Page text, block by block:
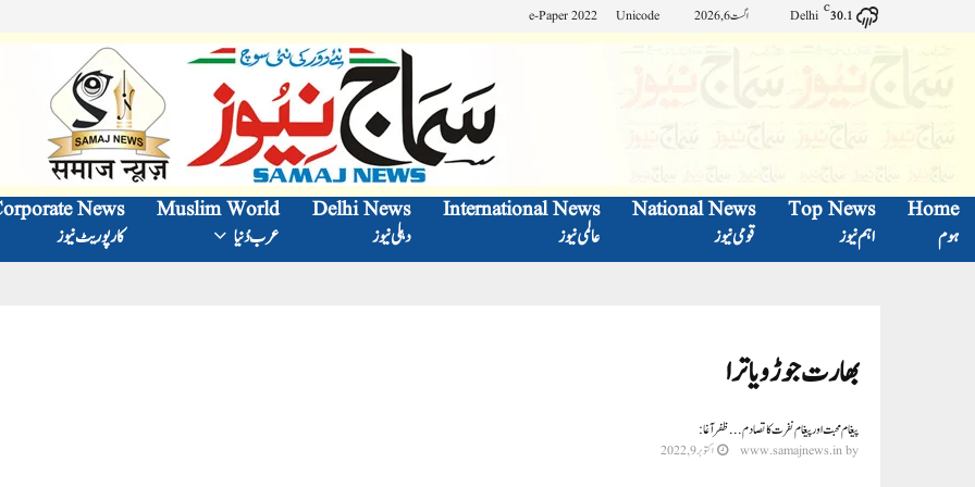
30.1
C
Delhi اگست 6, 2026 Unicode
e-Paper 2022
Home
ہوم
Top News
اہم نیوز
National News
قومی نیوز
International News
عالمی نیوز
Delhi News
دہلی نیوز
Muslim World
عرب دُنیا
News
کارپوریٹ نیوز
بھارت جوڑو یاترا
پیغام محبت اور پیغام نفرت کا تصادم...ظفر آغا:
by
www.samajnews.in اکتوبر 9, 2022